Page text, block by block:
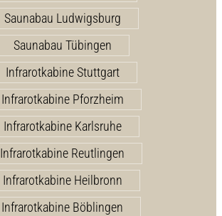
Saunabau Ludwigsburg
Saunabau Tübingen
Infrarotkabine Stuttgart
Infrarotkabine Pforzheim
Infrarotkabine Karlsruhe
Infrarotkabine Reutlingen
Infrarotkabine Heilbronn
Infrarotkabine Böblingen